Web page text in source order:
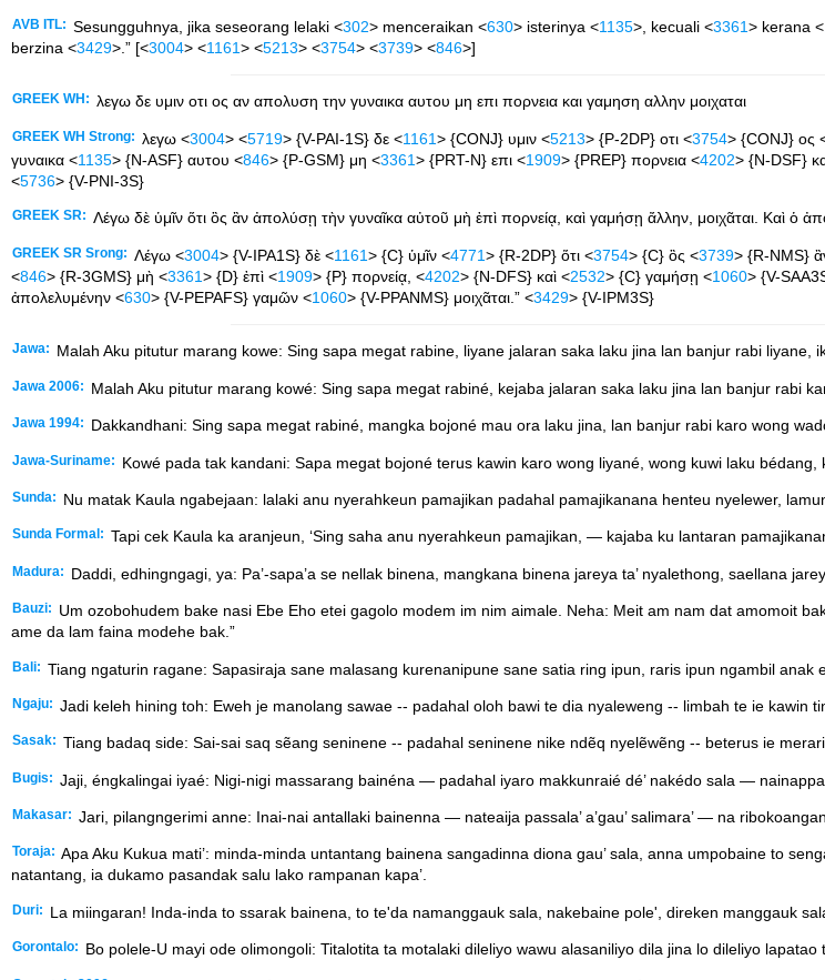
AVB ITL: Sesungguhnya, jika seseorang lelaki <302> menceraikan <630> isterinya <1135>, kecuali <3361> kerana <
berzina <3429>.” [<3004> <1161> <5213> <3754> <3739> <846>]
GREEK WH: λεγω δε υμιν οτι ος αν απολυση την γυναικα αυτου μη επι πορνεια και γαμηση αλλην μοιχαται
GREEK WH Strong: λεγω <3004> <5719> {V-PAI-1S} δε <1161> {CONJ} υμιν <5213> {P-2DP} οτι <3754> {CONJ} ος
γυναικα <1135> {N-ASF} αυτου <846> {P-GSM} μη <3361> {PRT-N} επι <1909> {PREP} πορνεια <4202> {N-DSF}
<5736> {V-PNI-3S}
GREEK SR: Λέγω δὲ ὑμῖν ὅτι ὃς ἂν ἀπολύσῃ τὴν γυναῖκα αὐτοῦ μὴ ἐπὶ πορνείᾳ, καὶ γαμήσῃ ἄλλην, μοιχᾶται. Καὶ ὁ
GREEK SR Srong: Λέγω <3004> {V-IPA1S} δὲ <1161> {C} ὑμῖν <4771> {R-2DP} ὅτι <3754> {C} ὃς <3739> {R-NMS}
<846> {R-3GMS} μὴ <3361> {D} ἐπὶ <1909> {P} πορνείᾳ, <4202> {N-DFS} καὶ <2532> {C} γαμήσῃ <1060> {V-
ἀπολελυμένην <630> {V-PEPAFS} γαμῶν <1060> {V-PPANMS} μοιχᾶται.” <3429> {V-IPM3S}
Jawa: Malah Aku pitutur marang kowe: Sing sapa megat rabine, liyane jalaran saka laku jina lan banjur rabi liyane,
Jawa 2006: Malah Aku pitutur marang kowé: Sing sapa megat rabiné, kejaba jalaran saka laku jina lan banjur rabi
Jawa 1994: Dakkandhani: Sing sapa megat rabiné, mangka bojoné mau ora laku jina, lan banjur rabi karo wong
Jawa-Suriname: Kowé pada tak kandani: Sapa megat bojoné terus kawin karo wong liyané, wong kuwi laku bédang,
Sunda: Nu matak Kaula ngabejaan: lalaki anu nyerahkeun pamajikan padahal pamajikanana henteu nyelewer,
Sunda Formal: Tapi cek Kaula ka aranjeun, ‘Sing saha anu nyerahkeun pamajikan, — kajaba ku lantaran
Madura: Daddi, edhingngagi, ya: Pa’-sapa’a se nellak binena, mangkana binena jareya ta’ nyalethong, saellana
Bauzi:
Um ozobohudem bake nasi Ebe Eho etei gagolo modem im nim aimale. Neha: Meit am nam dat amomoit
ame da lam faina modehe bak.”
Bali: Tiang ngaturin ragane: Sapasiraja sane malasang kurenanipune sane satia ring ipun, raris ipun ngambil anak
Ngaju: Jadi keleh hining toh: Eweh je manolang sawae -- padahal oloh bawi te dia nyaleweng -- limbah te ie kawin
Sasak: Tiang badaq side: Sai-sai saq sẽang seninene -- padahal seninene nike ndẽq nyelẽwẽng -- beterus ie
Bugis: Jaji, éngkalingai iyaé: Nigi-nigi massarang bainéna — padahal iyaro makkunraié dé’ nakédo sala —
Makasar: Jari, pilangngerimi anne: Inai-nai antallaki bainenna — nateaija passala’ a’gau’ salimara’ — na
Toraja: Apa Aku Kukua mati’: minda-minda untantang bainena sangadinna diona gau’ sala, anna umpobaine to
natantang, ia dukamo pasandak salu lako rampanan kapa’.
Duri: La miingaran! Inda-inda to ssarak bainena, to te'da namanggauk sala, nakebaine pole', direken manggauk
Gorontalo: Bo polele-U mayi ode olimongoli: Titalotita ta motalaki dileliyo wawu alasaniliyo dila jina lo dileliyo